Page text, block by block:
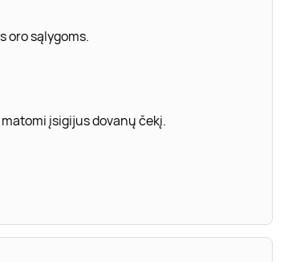
oro sąlygoms.
įsigijus dovanų čekį.